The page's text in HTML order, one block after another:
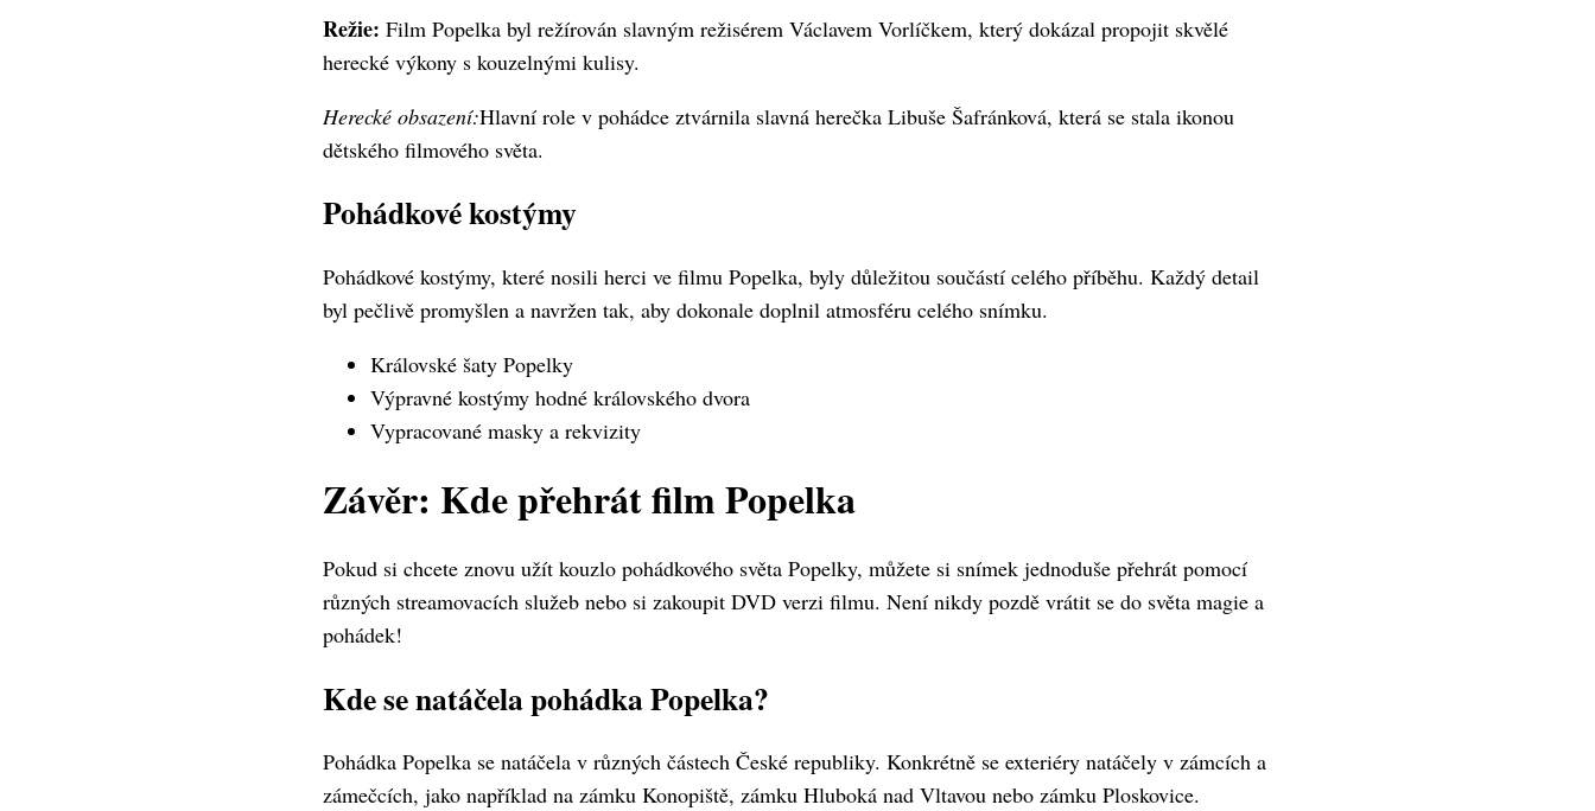
Režie: Film Popelka byl režírován slavným režisérem Václavem Vorlíčkem, který dokázal propojit skvělé
herecké výkony s kouzelnými kulisy.
Herecké obsazení:Hlavní role v pohádce ztvárnila slavná herečka Libuše Šafránková, která se stala ikonou
dětského filmového světa.
Pohádkové kostýmy
Pohádkové kostýmy, které nosili herci ve filmu Popelka, byly důležitou součástí celého příběhu. Každý detail
byl pečlivě promyšlen a navržen tak, aby dokonale doplnil atmosféru celého snímku.
Královské šaty Popelky
Výpravné kostýmy hodné královského dvora
Vypracované masky a rekvizity
Závěr: Kde přehrát film Popelka
Pokud si chcete znovu užít kouzlo pohádkového světa Popelky, můžete si snímek jednoduše přehrát pomocí
různých streamovacích služeb nebo si zakoupit DVD verzi filmu. Není nikdy pozdě vrátit se do světa magie a
pohádek!
Kde se natáčela pohádka Popelka?
Pohádka Popelka se natáčela v různých částech České republiky. Konkrétně se exteriéry natáčely v zámcích a
zámečcích, jako například na zámku Konopiště, zámku Hluboká nad Vltavou nebo zámku Ploskovice.